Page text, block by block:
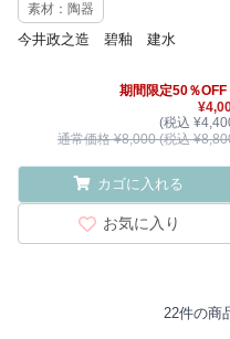
素材：陶器
今井政之造 碧釉 建水
期間限定50％OFF
(税込
通常価格 ¥8,000 (税込
カゴに入れる
お気に入り
22件の商